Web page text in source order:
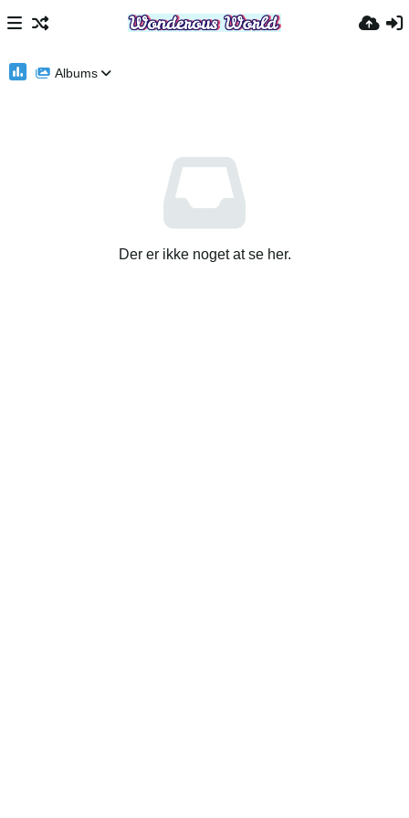
Albums
Der er ikke noget at se her.